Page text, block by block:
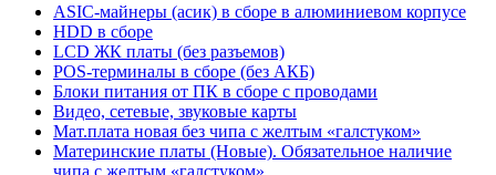
ASIC-майнеры (асик) в сборе в алюминиевом корпусе
HDD в сборе
LCD ЖК платы (без разъемов)
POS-терминалы в сборе (без АКБ)
Блоки питания от ПК в сборе с проводами
Видео, сетевые, звуковые карты
Мат.плата новая без чипа с желтым «галстуком»
Материнские платы (Новые). Обязательное наличие
чипа с желтым «галстуком»